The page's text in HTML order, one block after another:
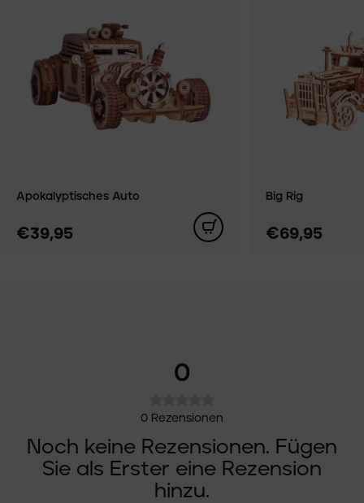
Apokalyptisches Auto
€39,95
Big Rig
€69,95
0
0 Rezensionen
Noch keine Rezensionen. Fügen
Sie als Erster eine Rezension
hinzu.